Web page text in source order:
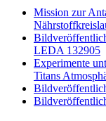
Mission zur
LEDA 132905
Experimente
Titans